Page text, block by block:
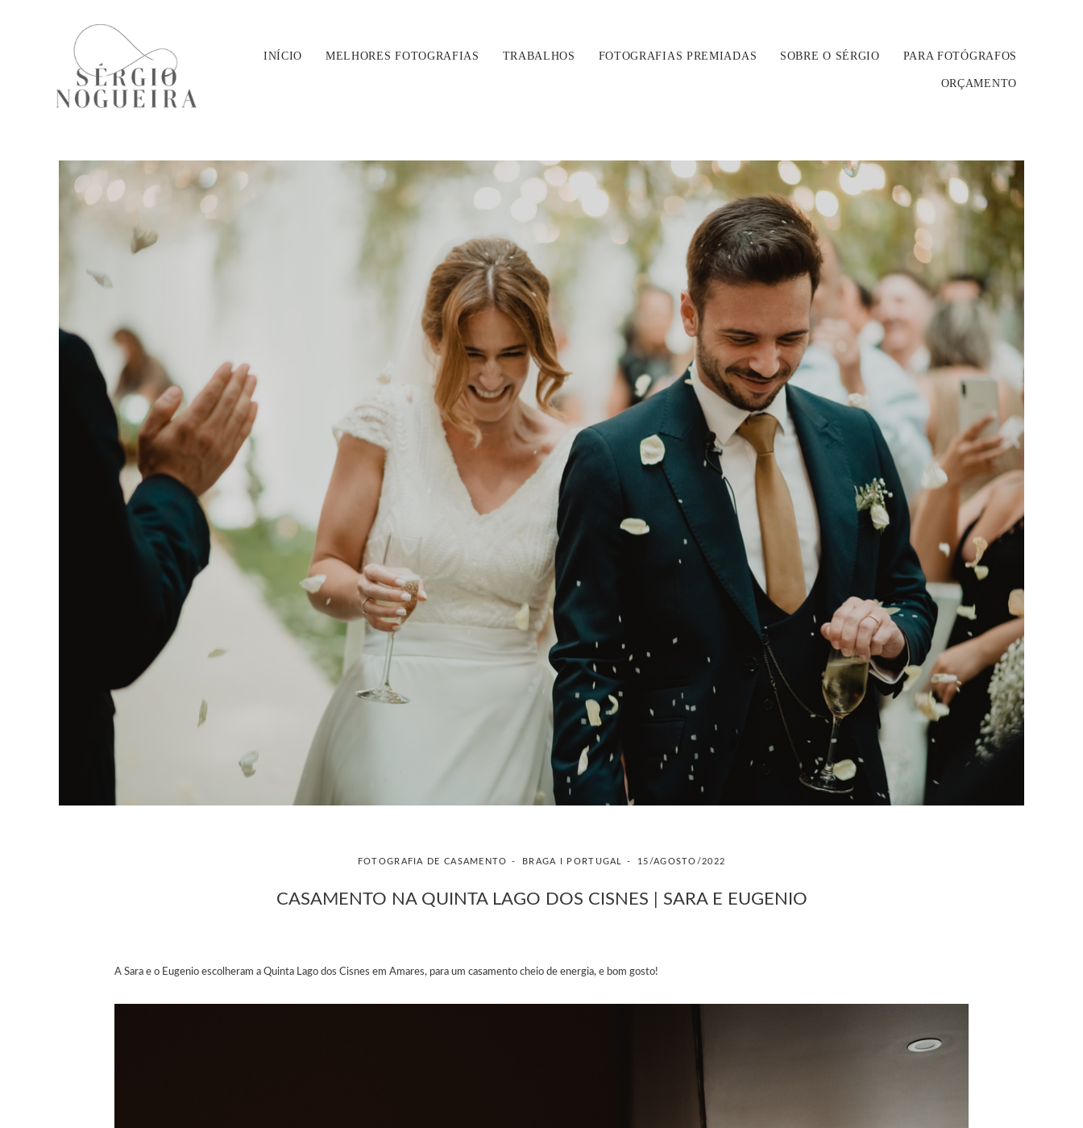
INÍCIO MELHORES FOTOGRAFIAS TRABALHOS FOTOGRAFIAS PREMIADAS SOBRE O SÉRGIO PARA FOTÓGRAFOS
ORÇAMENTO
FOTOGRAFIA DE CASAMENTO BRAGA I PORTUGAL 15/AGOSTO/2022
CASAMENTO NA QUINTA LAGO DOS CISNES | SARA E EUGENIO
A Sara e o Eugenio escolheram a Quinta Lago dos Cisnes em Amares, para um casamento cheio de energia, e bom gosto!